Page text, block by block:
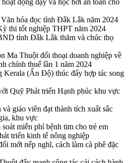
động dạy và học bơi an toàn cho
hóa đọc tỉnh Đắk Lắk năm 2024
thi tốt nghiệp THPT năm 2024
tỉnh Đắk Lắk thăm và chúc thọ
Ma Thuột đối thoại doanh nghiệp về
chính thuế lần 1 năm 2024
(Ấn Độ) thúc đẩy hợp tác song
Quỹ Phát triển Hạnh phúc khu vực
giáo viên đạt thành tích xuất sắc
khu vực
miễn phí bệnh tim cho trẻ em
triển kinh tế nông nghiệp
mới nếp nghĩ, cách làm cà phê đặc